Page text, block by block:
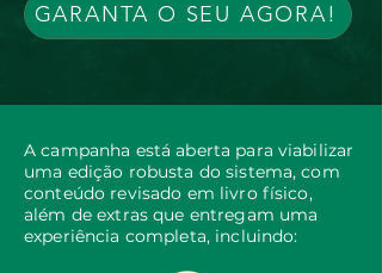
GARANTA O SEU AGORA!
A campanha está aberta para viabilizar
uma edição robusta do sistema, com
conteúdo revisado em livro físico,
além de extras que entregam uma
experiência completa, incluindo: